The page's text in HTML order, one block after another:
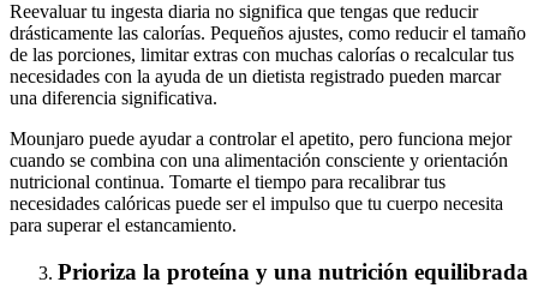
Reevaluar tu ingesta diaria no significa que tengas que reducir
drásticamente las calorías. Pequeños ajustes, como reducir el tamaño
de las porciones, limitar extras con muchas calorías o recalcular tus
necesidades con la ayuda de un dietista registrado pueden marcar
una diferencia significativa.
Mounjaro puede ayudar a controlar el apetito, pero funciona mejor
cuando se combina con una alimentación consciente y orientación
nutricional continua. Tomarte el tiempo para recalibrar tus
necesidades calóricas puede ser el impulso que tu cuerpo necesita
para superar el estancamiento.
Prioriza la proteína y una nutrición equilibrada